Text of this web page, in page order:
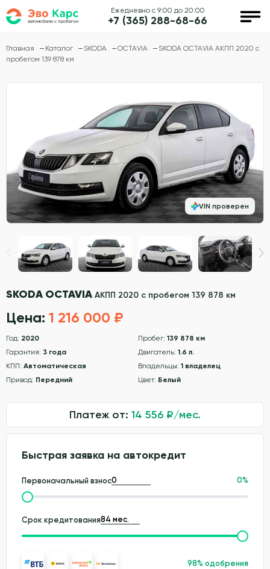
Ежедневно с 9:00 до 20:00
+7 (365) 288-68-66
Главная Каталог SKODA OCTAVIA
SKODA OCTAVIA АКПП 2020 с
пробегом 139 878 км
SKODA OCTAVIA АКПП 2020 с пробегом 139 878 км
Цена: 1 216 000 ₽
Год: 2020 Пробег: 139 878 км
Гарантия: 3 года Двигатель: 1.6 л.
КПП: Автоматическая Владельцы: 1 владелец
Привод: Передний Цвет: Белый
Платеж от: 14 556 ₽/мес.
Быстрая заявка на автокредит
Первоначальный взнос 0%
Срок кредитования
98% одобрения
VIN проверен